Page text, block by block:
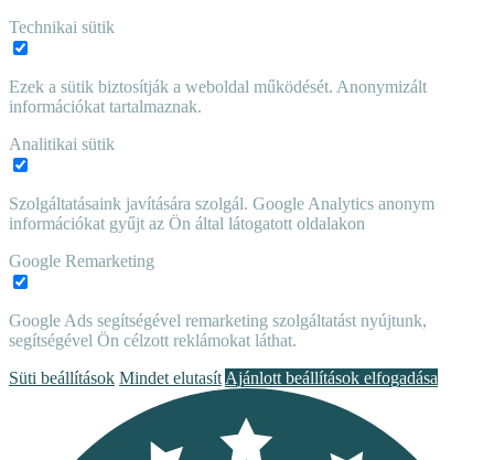
Technikai sütik
Ezek a sütik biztosítják a weboldal működését. Anonymizált
információkat tartalmaznak.
Analitikai sütik
Szolgáltatásaink javítására szolgál. Google Analytics anonym
információkat gyűjt az Ön által látogatott oldalakon
Google Remarketing
Google Ads segítségével remarketing szolgáltatást nyújtunk,
segítségével Ön célzott reklámokat láthat.
Süti beállítások Mindet elutasít Ajánlott beállítások elfogadása